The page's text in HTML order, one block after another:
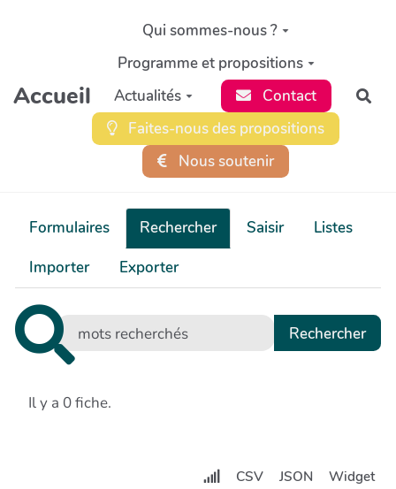
Aller au contenu principal
Accueil
Qui sommes-nous ?
Programme et propositions
Actualités
Contact
Faites-nous des propositions
Nous soutenir
Formulaires Rechercher Saisir
Listes
Importer
Exporter
Il y a 0 fiche.
CSV JSON Widget